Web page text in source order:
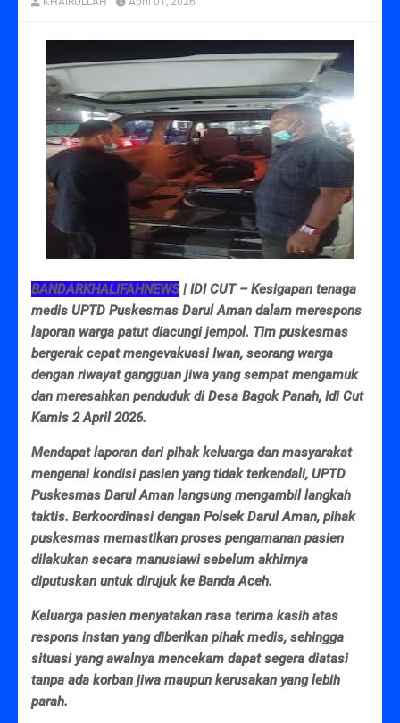
BANDARKHALIFAHNEWS| IDI CUT – Kesigapan tenaga
medis UPTD Puskesmas Darul Aman dalam merespons
laporan warga patut diacungi jempol. Tim puskesmas
bergerak cepat mengevakuasi Iwan, seorang warga
dengan riwayat gangguan jiwa yang sempat mengamuk
dan meresahkan penduduk di Desa Bagok Panah, Idi Cut
Kamis 2 April 2026.
Mendapat laporan dari pihak keluarga dan masyarakat
mengenai kondisi pasien yang tidak terkendali, UPTD
Puskesmas Darul Aman langsung mengambil langkah
taktis. Berkoordinasi dengan Polsek Darul Aman, pihak
puskesmas memastikan proses pengamanan pasien
dilakukan secara manusiawi sebelum akhirnya
diputuskan untuk dirujuk ke Banda Aceh.
Keluarga pasien menyatakan rasa terima kasih atas
respons instan yang diberikan pihak medis, sehingga
situasi yang awalnya mencekam dapat segera diatasi
tanpa ada korban jiwa maupun kerusakan yang lebih
parah.